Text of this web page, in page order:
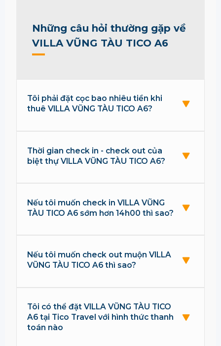
Những câu hỏi thường gặp về
VILLA VŨNG TÀU TICO A6
Tôi phải đặt cọc bao nhiêu tiền khi
thuê VILLA VŨNG TÀU TICO A6?
Thời gian check in - check out của
biệt thự VILLA VŨNG TÀU TICO A6?
Nếu tôi muốn check in VILLA VŨNG
TÀU TICO A6 sớm hơn 14h00 thì sao?
Nếu tôi muốn check out muộn VILLA
VŨNG TÀU TICO A6 thì sao?
Tôi có thể đặt VILLA VŨNG TÀU TICO
A6 tại Tico Travel với hình thức thanh
toán nào